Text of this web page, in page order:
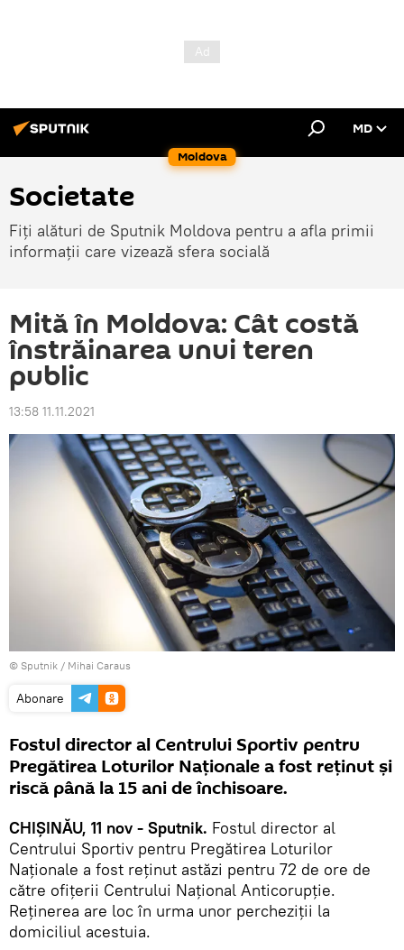
Moldova
MD
Societate
Fiți alături de Sputnik Moldova pentru a afla primii
informații care vizează sfera socială
Mită în Moldova: Cât costă
înstrăinarea unui teren
public
13:58 11.11.2021
© Sputnik / Mihai Caraus
Abonare
Fostul director al Centrului Sportiv pentru
Pregătirea Loturilor Naționale a fost reținut și
riscă până la 15 ani de închisoare.
CHIȘINĂU, 11 nov - Sputnik. Fostul director al
Centrului Sportiv pentru Pregătirea Loturilor
Naționale a fost reținut astăzi pentru 72 de ore de
către ofițerii Centrului Național Anticorupție.
Reținerea are loc în urma unor percheziții la
domiciliul acestuia.